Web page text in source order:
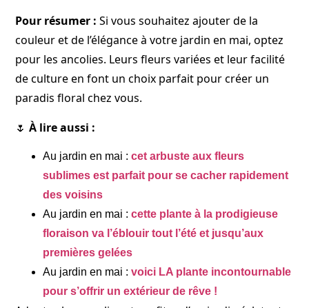
Pour résumer : Si vous souhaitez ajouter de la
couleur et de l’élégance à votre jardin en mai, optez
pour les ancolies. Leurs fleurs variées et leur facilité
de culture en font un choix parfait pour créer un
paradis floral chez vous.
🌷À lire aussi :
Au jardin en mai :cet arbuste aux fleurs
sublimes est parfait pour se cacher rapidement
des voisins
Au jardin en mai :cette plante à la prodigieuse
floraison va l’éblouir tout l’été et jusqu’aux
premières gelées
Au jardin en mai :voici LA plante incontournable
pour s’offrir un extérieur de rêve !